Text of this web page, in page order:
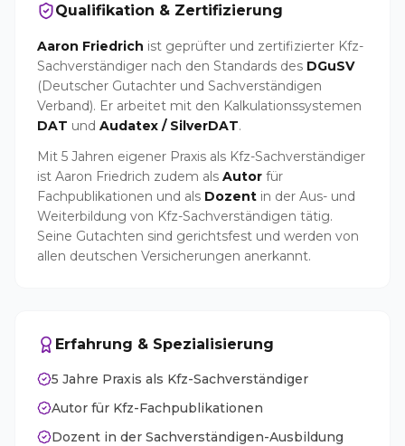
Qualifikation & Zertifizierung
Aaron Friedrich ist geprüfter und zertifizierter Kfz-
Sachverständiger nach den Standards des DGuSV
(Deutscher Gutachter und Sachverständigen
Verband). Er arbeitet mit den Kalkulationssystemen
DAT und Audatex / SilverDAT.
Mit 5 Jahren eigener Praxis als Kfz-Sachverständiger
ist Aaron Friedrich zudem als Autor für
Fachpublikationen und als Dozent in der Aus- und
Weiterbildung von Kfz-Sachverständigen tätig.
Seine Gutachten sind gerichtsfest und werden von
allen deutschen Versicherungen anerkannt.
Erfahrung & Spezialisierung
5 Jahre Praxis als Kfz-Sachverständiger
Autor für Kfz-Fachpublikationen
Dozent in der Sachverständigen-Ausbildung